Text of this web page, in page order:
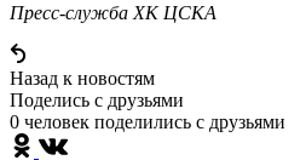
Пресс-служба ХК ЦСКА
Назад к новостям
Поделись c друзьями
0 человек поделились c друзьями